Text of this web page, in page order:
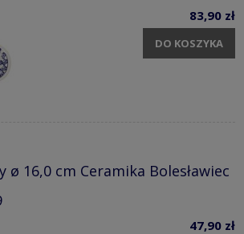
83,90 zł
DO KOSZYKA
ø 16,0 cm Ceramika Bolesławiec
47,90 zł